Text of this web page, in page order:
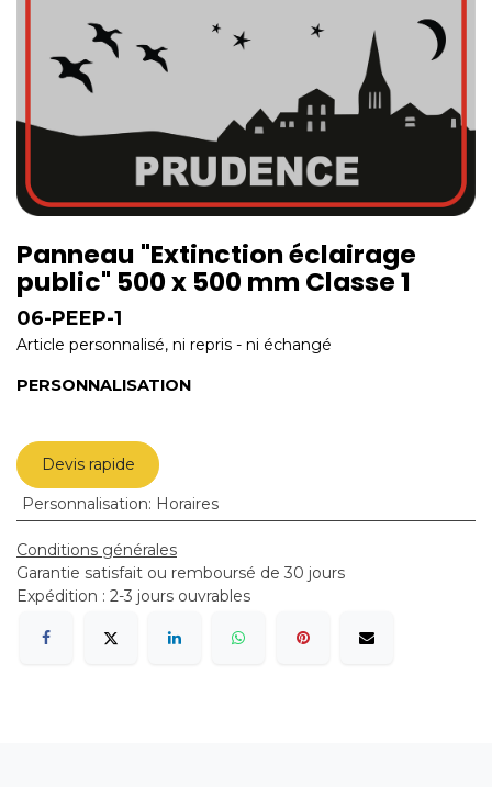
Panneau "Extinction éclairage
public" 500 x 500 mm Classe 1
06-PEEP-1
Article personnalisé, ni repris - ni échangé
PERSONNALISATION
Devis rapide
Personnalisation: Horaires
Conditions générales
Garantie satisfait ou remboursé de 30 jours
Expédition : 2-3 jours ouvrables